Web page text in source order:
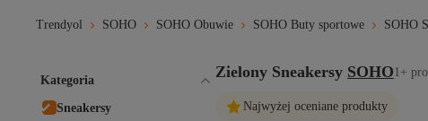
Trendyol SOHO SOHO Obuwie SOHO Buty sportowe SOHO
Zielony Sneakersy SOHO1+
Najwyżej oceniane produkty
Kategoria
Sneakersy